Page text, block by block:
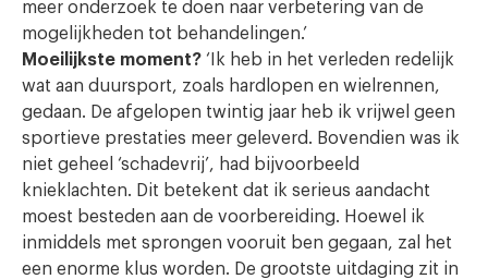
meer onderzoek te doen naar verbetering van de
mogelijkheden tot behandelingen.’
Moeilijkste moment? ‘Ik heb in het verleden redelijk
wat aan duursport, zoals hardlopen en wielrennen,
gedaan. De afgelopen twintig jaar heb ik vrijwel geen
sportieve prestaties meer geleverd. Bovendien was ik
niet geheel ‘schadevrij’, had bijvoorbeeld
knieklachten. Dit betekent dat ik serieus aandacht
moest besteden aan de voorbereiding. Hoewel ik
inmiddels met sprongen vooruit ben gegaan, zal het
een enorme klus worden. De grootste uitdaging zit in